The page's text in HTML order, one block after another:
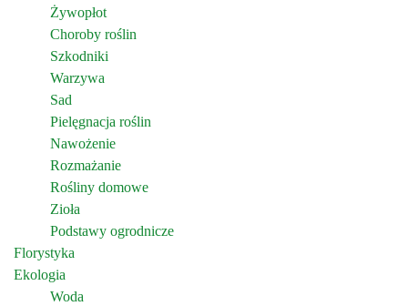
Żywopłot
Choroby roślin
Szkodniki
Warzywa
Sad
Pielęgnacja roślin
Nawożenie
Rozmażanie
Rośliny domowe
Zioła
Podstawy ogrodnicze
Florystyka
Ekologia
Woda